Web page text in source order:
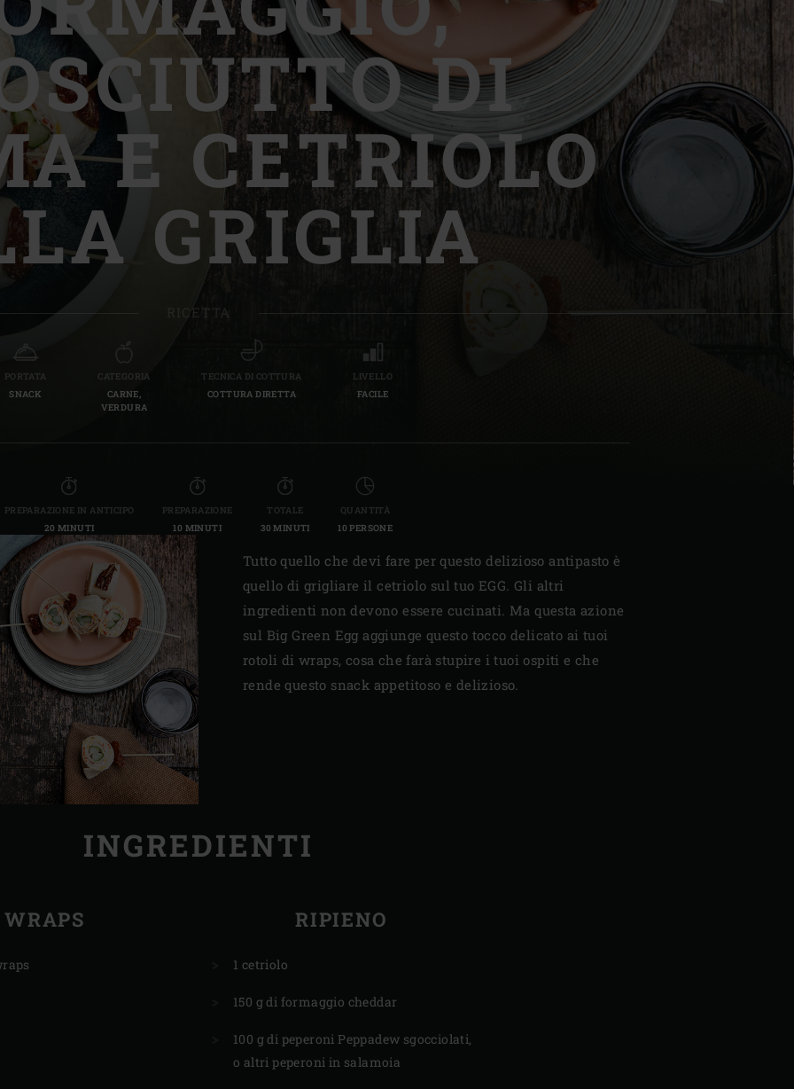
Slovenia | Slovenija
Spain | España
Sweden | Sverige
Switzerland (French) | Schweiz (Français)
Switzerland | Schweiz
Turkey | Türkiye
DI
E CETRIOLO
GRIGLIA
RICETTA
PORTATA
SNACK
CATEGORIA
CARNE,
VERDURA
TECNICA DI COTTURA
COTTURA DIRETTA
LIVELLO
FACILE
PREPARAZIONE IN ANTICIPO
20 MINUTI
PREPARAZIONE
10 MINUTI
TOTALE
30 MINUTI
QUANTITÀ
10 PERSONE
Tutto quello che devi fare per questo delizioso antipasto è
quello di grigliare il cetriolo sul tuo EGG. Gli altri
ingredienti non devono essere cucinati. Ma questa azione
sul Big Green Egg aggiunge questo tocco delicato ai tuoi
rotoli di wraps, cosa che farà stupire i tuoi ospiti e che
rende questo snack appetitoso e delizioso.
INGREDIENTI
WRAPS RIPIENO
1 cetriolo
150 g di formaggio cheddar
100 g di peperoni Peppadew sgocciolati,
o altri peperoni in salamoia